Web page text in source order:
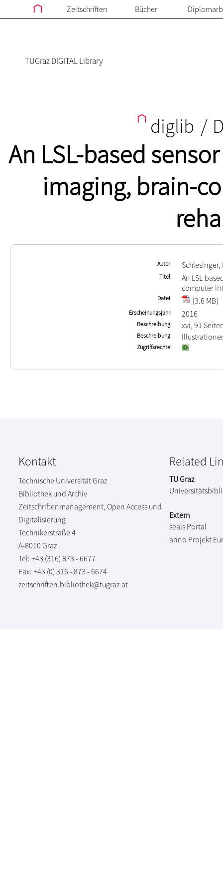
Zeitschriften Bücher
TUGraz DIGITAL Library
diglib /
An LSL-based
imaging, brain-
Autor
Titel
An LSL-
computer
Datei [3.6 MB]
Erscheinungsjahr 2016
Beschreibung xvi, 91
Beschreibung
Zugriffsrechte
Kontakt
Technische Universität Graz
Bibliothek und Archiv
Zeitschriftenmanagement, Open Access und
Digitalisierung
Technikerstraße 4
A-8010 Graz
Tel: +43 (316) 873 - 6677
Fax: +43 (0) 316 - 873 - 6674
zeitschriften.bibliothek@tugraz.at
Related
TU Graz
Extern
seals Portal
anno Projekt